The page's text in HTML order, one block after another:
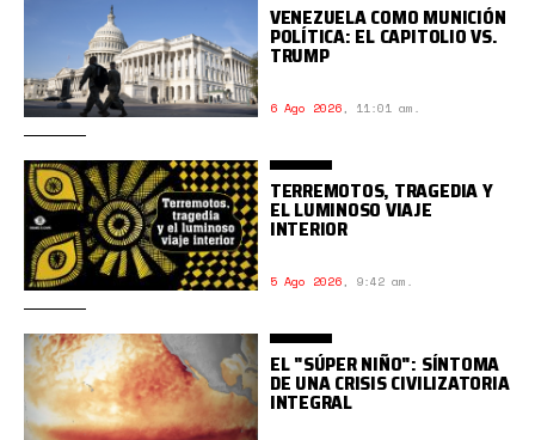
VENEZUELA COMO MUNICIÓN
POLÍTICA: EL CAPITOLIO VS.
TRUMP
6 Ago 2026, 11:01 am.
TERREMOTOS, TRAGEDIA Y
EL LUMINOSO VIAJE
INTERIOR
5 Ago 2026, 9:42 am.
EL "SÚPER NIÑO": SÍNTOMA
DE UNA CRISIS CIVILIZATORIA
INTEGRAL